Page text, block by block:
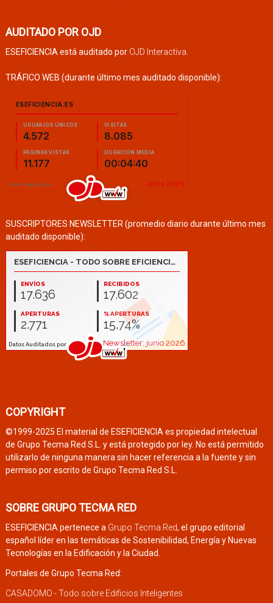
AUDITADO POR OJD
ESEFICIENCIA está auditado por OJD Interactiva
TRÁFICO WEB (durante último mes auditado disponible):
SUSCRIPTORES NEWSLETTER (promedio diario durante último mes
auditado disponible):
COPYRIGHT
©1999-2025 El material de ESEFICIENCIA es propiedad intelectual
de Grupo Tecma Red S.L. y está protegido por ley. No está permitido
utilizarlo de ninguna manera sin hacer referencia a la fuente y sin
permiso por escrito de Grupo Tecma Red S.L.
SOBRE GRUPO TECMA RED
ESEFICIENCIA pertenece a Grupo Tecma Red, el grupo editorial
español líder en las temáticas de Sostenibilidad, Energía y Nuevas
Tecnologías en la Edificación y la Ciudad.
Portales de Grupo Tecma Red:
CASADOMO - Todo sobre Edificios Inteligentes